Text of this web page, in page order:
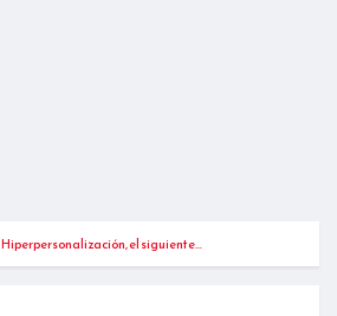
Hiperpersonalización, el siguiente…